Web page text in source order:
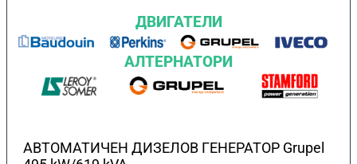
ДВИГАТЕЛИ
АЛТЕРНАТОРИ
АВТОМАТИЧЕН ДИЗЕЛОВ ГЕНЕРАТОР Grupel